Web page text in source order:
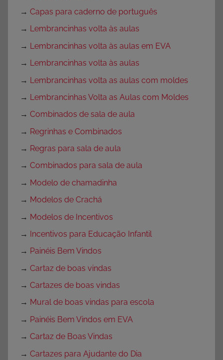
→ Capas para caderno de português
→ Lembrancinhas volta às aulas
→ Lembrancinhas volta às aulas em EVA
→ Lembrancinhas volta às aulas
→ Lembrancinhas volta as aulas com moldes
→ Lembrancinhas Volta as Aulas com Moldes
→ Combinados de sala de aula
→ Regrinhas e Combinados
→ Regras para sala de aula
→ Combinados para sala de aula
→ Modelo de chamadinha
→ Modelos de Crachá
→ Modelos de Incentivos
→ Incentivos para Educação Infantil
→ Painéis Bem Vindos
→ Cartaz de boas vindas
→ Cartazes de boas vindas
→ Mural de boas vindas para escola
→ Painéis Bem Vindos em EVA
→ Cartaz de Boas Vindas
→ Cartazes para Ajudante do Dia